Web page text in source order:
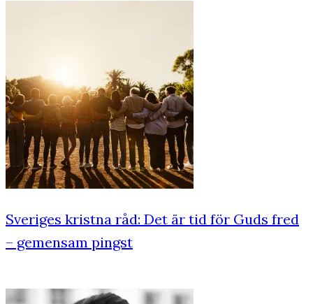
Sveriges kristna råd: Det är tid för Guds fred
– gemensam pingst